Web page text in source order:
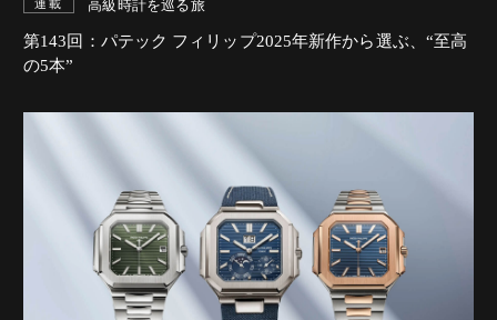
連載 高級時計を巡る旅
第143回：パテック フィリップ2025年新作から選ぶ、“至高
の5本”